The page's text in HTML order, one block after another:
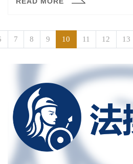
7 8 9 10 11 12 13